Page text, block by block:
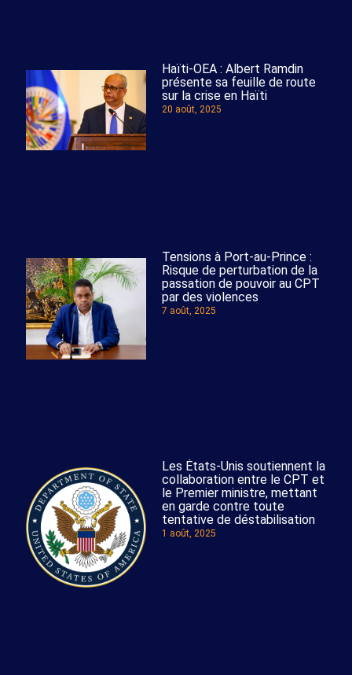
Haïti-OEA : Albert Ramdin
présente sa feuille de route
sur la crise en Haïti
20 août, 2025
Tensions à Port-au-Prince :
Risque de perturbation de la
passation de pouvoir au CPT
par des violences
7 août, 2025
Les États-Unis soutiennent la
collaboration entre le CPT et
le Premier ministre, mettant
en garde contre toute
tentative de déstabilisation
1 août, 2025